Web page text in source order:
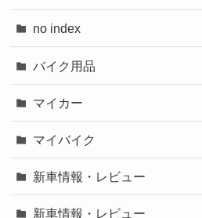
no index
バイク用品
マイカー
マイバイク
新車情報・レビュー
新車情報・レビュー